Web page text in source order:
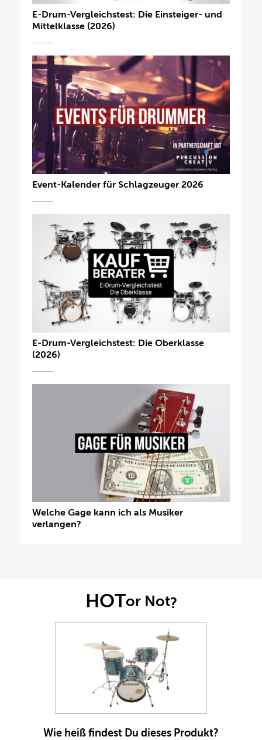
E-Drum-Vergleichstest: Die Einsteiger- und
Mittelklasse (2026)
Event-Kalender für Schlagzeuger 2026
E-Drum-Vergleichstest: Die Oberklasse
(2026)
Welche Gage kann ich als Musiker
verlangen?
HOTor Not?
Wie heiß findest Du dieses Produkt?